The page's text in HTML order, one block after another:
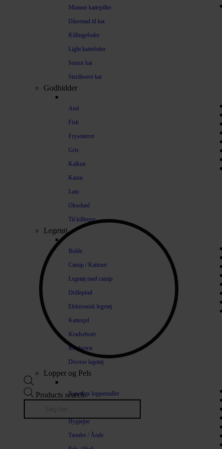
Miamor kattepiller
Dåsemad til kat
Killingefoder
Light kattefoder
Senior kat
Steriliseret kat
Godbidder
And
Fisk
Frysetørret
Gris
Kalkun
Kanin
Lam
Oksekød
Til killinger
Legetøj
Bolde
Catnip / Katteurt
Legetøj med catnip
Drillepind
Elektronisk legetøj
Kattespil
Kradsebræt
Kradsetræ
Diverse legetøj
Lopper og Pels
Naturlige loppemidler
Hygiejne
Tænder / Ånde
Products search